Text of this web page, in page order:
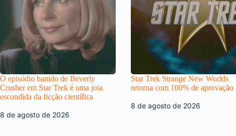
O episódio banido de Beverly
Crusher em Star Trek é uma joia
escondida da ficção científica
8 de agosto de 2026
Star Trek Strange New Worlds
retorna com 100% de aprovação
8 de agosto de 2026